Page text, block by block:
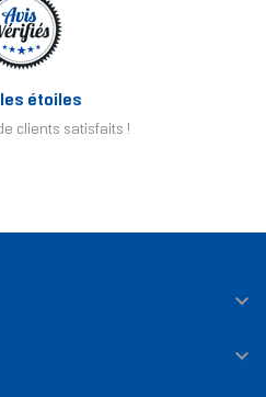
étoiles
clients satisfaits !

